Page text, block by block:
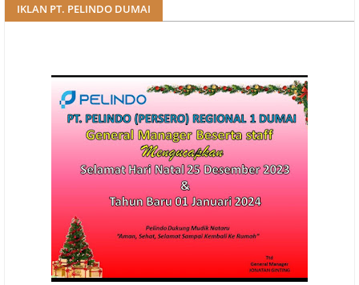
IKLAN PT. PELINDO DUMAI